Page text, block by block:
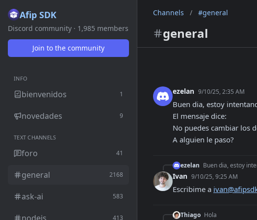
Afip SDK
Discord community · 1,985 members
Join to the community
INFO
bienvenidos 1
novedades 9
TEXT CHANNELS
foro 41
general 2168
ask-ai 583
413
Channels / #general
general
ezelan 9/10/25, 2:35 AM
Buen dia, estoy
El mensaje dice:
No puedes cambiar los
A alguien le paso?
ezelan Buen dia, estoy
Ivan 9/10/25, 9:25 AM
Escribime a
Thiago Hola